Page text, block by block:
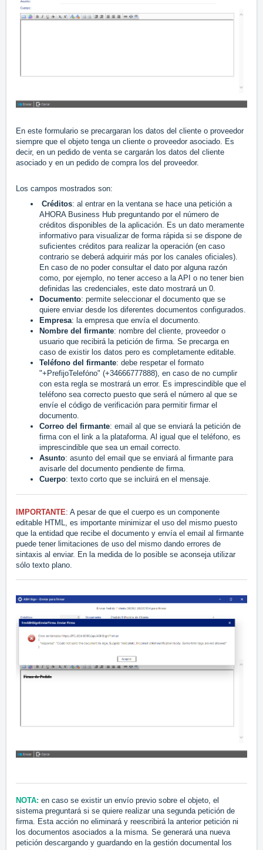
En este formulario se precargaran los datos del cliente o proveedor
siempre que el objeto tenga un cliente o proveedor asociado. Es
decir, en un pedido de venta se cargarán los datos del cliente
asociado y en un pedido de compra los del proveedor.
Los campos mostrados son:
Créditos: al entrar en la ventana se hace una petición a
AHORA Business Hub preguntando por el número de
créditos disponibles de la aplicación. Es un dato meramente
informativo para visualizar de forma rápida si se dispone de
suficientes créditos para realizar la operación (en caso
contrario se deberá adquirir más por los canales oficiales).
En caso de no poder consultar el dato por alguna razón
como, por ejemplo, no tener acceso a la API o no tener bien
definidas las credenciales, este dato mostrará un 0.
Documento: permite seleccionar el documento que se
quiere enviar desde los diferentes documentos configurados.
Empresa: la empresa que envía el documento.
Nombre del firmante: nombre del cliente, proveedor o
usuario que recibirá la petición de firma. Se precarga en
caso de existir los datos pero es completamente editable.
Teléfono del firmante: debe respetar el formato
"+PrefijoTelefóno" (+34666777888), en caso de no cumplir
con esta regla se mostrará un error. Es imprescindible que el
teléfono sea correcto puesto que será el número al que se
envíe el código de verificación para permitir firmar el
documento.
Correo del firmante: email al que se enviará la petición de
firma con el link a la plataforma. Al igual que el teléfono, es
imprescindible que sea un email correcto.
Asunto: asunto del email que se enviará al firmante para
avisarle del documento pendiente de firma.
Cuerpo: texto corto que se incluirá en el mensaje.
IMPORTANTE: A pesar de que el cuerpo es un componente
editable HTML, es importante minimizar el uso del mismo puesto
que la entidad que recibe el documento y envía el email al firmante
puede tener limitaciones de uso del mismo dando errores de
sintaxis al enviar. En la medida de lo posible se aconseja utilizar
sólo texto plano.
NOTA: en caso se existir un envío previo sobre el objeto, el
sistema preguntará si se quiere realizar una segunda petición de
firma. Esta acción no eliminará y reescribirá la anterior petición ni
los documentos asociados a la misma. Se generará una nueva
petición descargando y guardando en la gestión documental los